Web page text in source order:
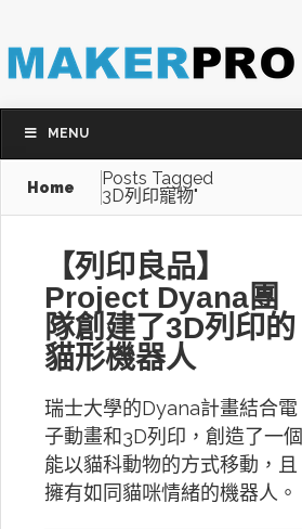
MENU
Home
Posts Tagged
3D列印寵物"
【列印良品】
Project Dyana團
隊創建了3D列印的
貓形機器人
瑞士大學的Dyana計畫結合電
子動畫和3D列印，創造了一個
能以貓科動物的方式移動，且
擁有如同貓咪情緒的機器人。